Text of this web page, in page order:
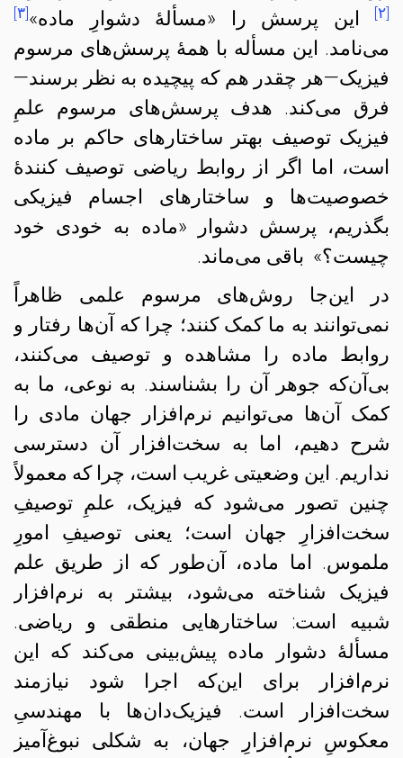
[۲] این پرسش را «مسألهٔ دشوارِ ماده»[۳]
می‌نامد. این مسأله با همهٔ پرسش‌های مرسوم
فیزیک—هر چقدر هم که پیچیده به نظر برسند—
فرق می‌کند. هدف پرسش‌های مرسوم علمِ
فیزیک توصیف بهتر ساختارهای حاکم بر ماده
است، اما اگر از روابط ریاضی توصیف کنندهٔ
خصوصیت‌ها و ساختارهای اجسام فیزیکی
بگذریم، پرسش دشوار «ماده به خودی خود
چیست؟» باقی می‌ماند.
در این‌جا روش‌های مرسوم علمی ظاهراً
نمی‌توانند به ما کمک کنند؛ چرا که آن‌ها رفتار و
روابط ماده را مشاهده و توصیف می‌کنند،‌
بی‌آن‌که جوهر آن را بشناسند. به نوعی، ما به
کمک آن‌ها می‌توانیم نرم‌افزار جهان مادی را
شرح دهیم، اما به سخت‌افزار آن دسترسی
نداریم. این وضعیتی غریب است، چرا که معمولاً
چنین تصور می‌شود که فیزیک، علمِ توصیفِ
سخت‌افزارِ جهان است؛ یعنی توصیفِ امورِ
ملموس. اما ماده، آن‌طور که از طریق علم
فیزیک شناخته می‌شود، بیشتر به نرم‌افزار
شبیه است: ساختارهایی منطقی و ریاضی.
مسألهٔ دشوار ماده پیش‌بینی می‌کند که این
نرم‌افزار برای این‌که اجرا شود نیازمند
سخت‌افزار است. فیزیک‌دان‌ها با مهندسیِ
معکوسِ نرم‌افزارِ جهان، به شکلی نبوغ‌آمیز